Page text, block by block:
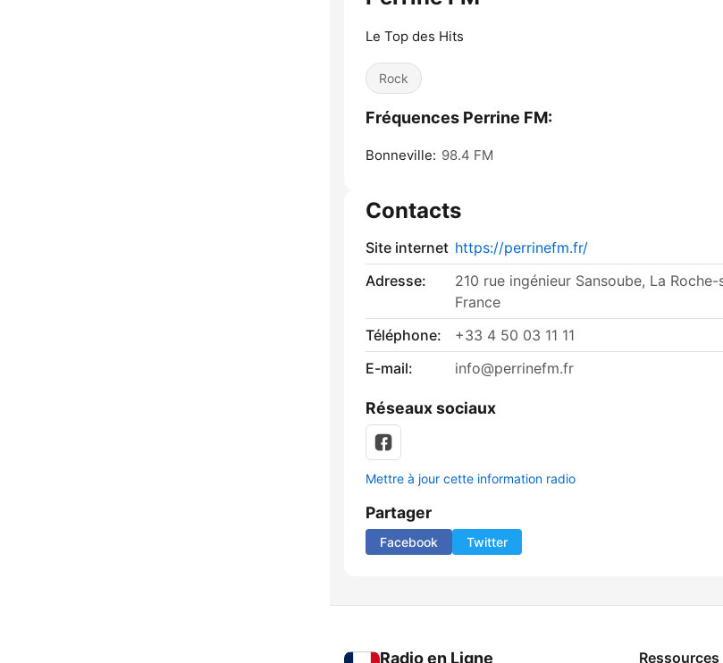
Le Top des Hits
Rock
Fréquences Perrine FM:
Bonneville: 98.4 FM
Contacts
Site internet https://perrinefm.fr/
Adresse:
210 rue ingénieur Sansoube, La Roche-
France
Téléphone:
+33 4 50 03 11 11
E-mail:
info@perrinefm.fr
Réseaux sociaux
Mettre à jour cette information radio
Partager
Facebook Twitter
Radio en Ligne Ressources